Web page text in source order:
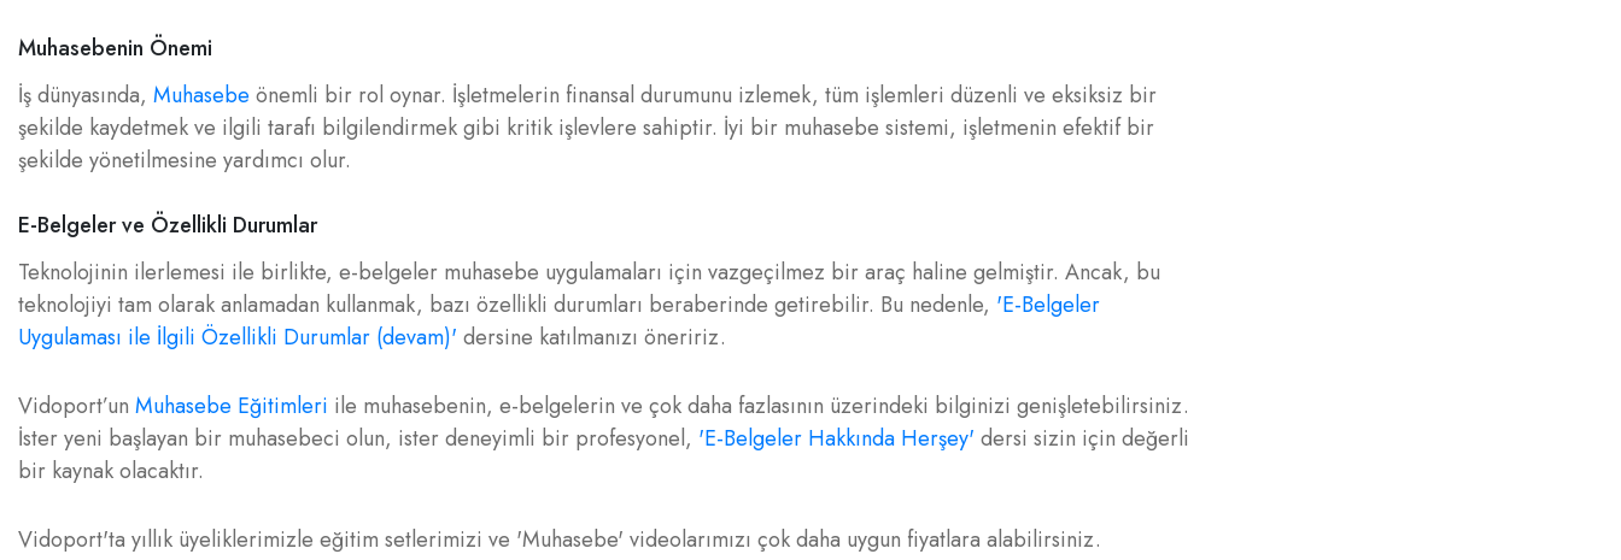
Muhasebenin Önemi
İş dünyasında, Muhasebe önemli bir rol oynar. İşletmelerin finansal durumunu izlemek, tüm işlemleri düzenli ve eksiksiz bir
şekilde kaydetmek ve ilgili tarafı bilgilendirmek gibi kritik işlevlere sahiptir. İyi bir muhasebe sistemi, işletmenin efektif bir
şekilde yönetilmesine yardımcı olur.
E-Belgeler ve Özellikli Durumlar
Teknolojinin ilerlemesi ile birlikte, e-belgeler muhasebe uygulamaları için vazgeçilmez bir araç haline gelmiştir. Ancak, bu
teknolojiyi tam olarak anlamadan kullanmak, bazı özellikli durumları beraberinde getirebilir. Bu nedenle, 'E-Belgeler
Uygulaması ile İlgili Özellikli Durumlar (devam)' dersine katılmanızı öneririz.
Vidoport’un Muhasebe Eğitimleri ile muhasebenin, e-belgelerin ve çok daha fazlasının üzerindeki bilginizi genişletebilirsiniz.
İster yeni başlayan bir muhasebeci olun, ister deneyimli bir profesyonel, 'E-Belgeler Hakkında Herşey' dersi sizin için değerli
bir kaynak olacaktır.
Vidoport'ta yıllık üyeliklerimizle eğitim setlerimizi ve 'Muhasebe' videolarımızı çok daha uygun fiyatlara alabilirsiniz.